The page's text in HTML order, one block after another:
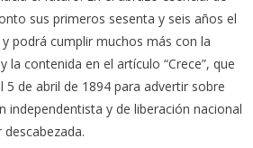
sus primeros sesenta y seis años el
podrá cumplir muchos más con la
la contenida en el artículo “Crece”, que
5 de abril de 1894 para advertir sobre
independentista y de liberación nacional